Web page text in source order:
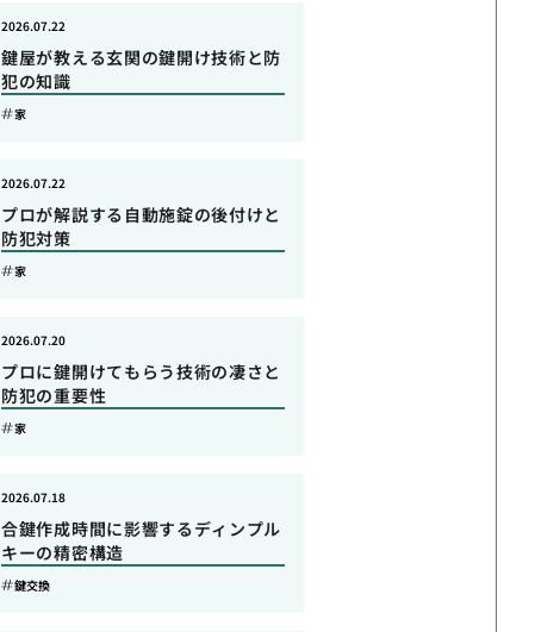
鍵屋が教える玄関の鍵開け技術と防
犯の知識
2026.07.22
家
プロが解説する自動施錠の後付けと
防犯対策
2026.07.22
家
プロに鍵開けてもらう技術の凄さと
防犯の重要性
2026.07.20
家
合鍵作成時間に影響するディンプル
キーの精密構造
2026.07.18
鍵交換